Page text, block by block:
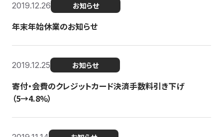
2019.12.26 お知らせ
年末年始休業のお知らせ
2019.12.25 お知らせ
寄付・会費のクレジットカード決済手数料引き下げ
（5→4.8%）